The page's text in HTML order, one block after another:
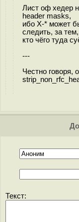
Лист оф хедер
header masks,
ибо X-* может
следить, за тем,
кто чёго туда
---
Честно говоря,
Текст: